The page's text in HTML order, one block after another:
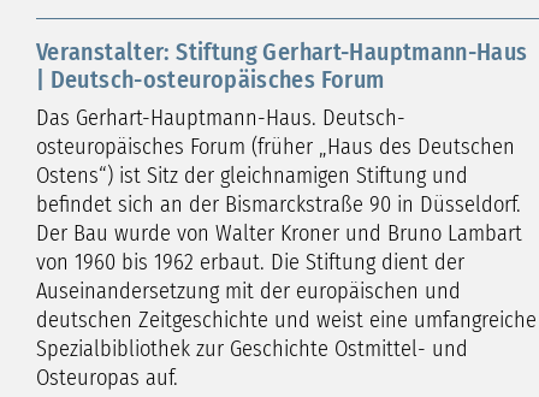
Veranstalter: Stiftung Gerhart-Hauptmann-Haus
| Deutsch-osteuropäisches Forum
Das Gerhart-Hauptmann-Haus. Deutsch-
osteuropäisches Forum (früher „Haus des Deutschen
Ostens“) ist Sitz der gleichnamigen Stiftung und
befindet sich an der Bismarckstraße 90 in Düsseldorf.
Der Bau wurde von Walter Kroner und Bruno Lambart
von 1960 bis 1962 erbaut. Die Stiftung dient der
Auseinandersetzung mit der europäischen und
deutschen Zeitgeschichte und weist eine umfangreiche
Spezialbibliothek zur Geschichte Ostmittel- und
Osteuropas auf.